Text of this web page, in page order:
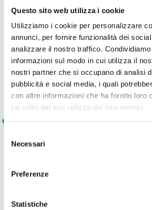
Questo sito web utilizza i cookie
Utilizziamo i cookie per personalizzare
annunci, per fornire funzionalità dei
analizzare il nostro traffico.
informazioni sul modo in cui utilizza il
nostri partner che si occupano di analisi
pubblicità e social media, i quali
con altre informazioni che ha fornito loro
raccolto dal suo utilizzo dei loro servizi.
delNecessari
Preferenze
Statistiche